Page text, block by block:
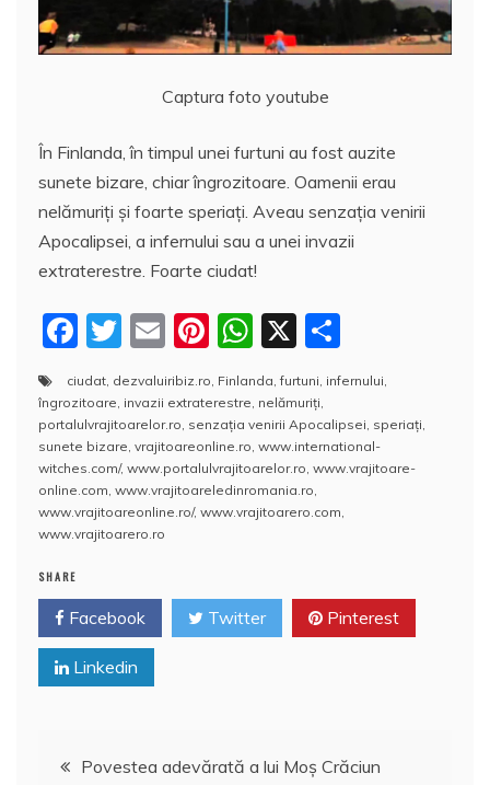
k
ă
Captura foto youtube
În Finlanda, în timpul unei furtuni au fost auzite
sunete bizare, chiar îngrozitoare. Oamenii erau
nelămuriţi şi foarte speriaţi. Aveau senzaţia venirii
Apocalipsei, a infernului sau a unei invazii
extraterestre. Foarte ciudat!
F
a
c
e
b
o
o
T
itt
er
E
m
ai
l
Pi
nt
er
e
st
W
h
at
s
A
p
X
a
rt
aj
e
a
ciudat dezvaluiribiz.ro Finlanda ,furtuni infernului
îngrozitoare invazii extraterestre nelămuriţi
portalulvrajitoarelor.ro senzaţia venirii Apocalipsei speriaţi
sunete bizare vrajitoareonline.ro www.international-
witches.com/, www.portalulvrajitoarelor.ro www.vrajitoare-
online.com www.vrajitoareledinromania.ro
www.vrajitoareonline.ro/, www.vrajitoarero.com
www.vrajitoarero.ro
SHARE
Facebook Twitter Pinterest
Linkedin
Navigare
Povestea adevărată a lui Moş Crăciun